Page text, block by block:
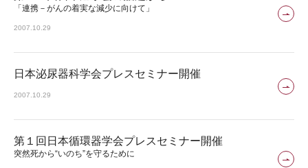
「連携－がんの着実な減少に向けて」
2007.10.29
日本泌尿器科学会プレスセミナー開催
2007.10.29
第１回日本循環器学会プレスセミナー開催
突然死から“いのち”を守るために